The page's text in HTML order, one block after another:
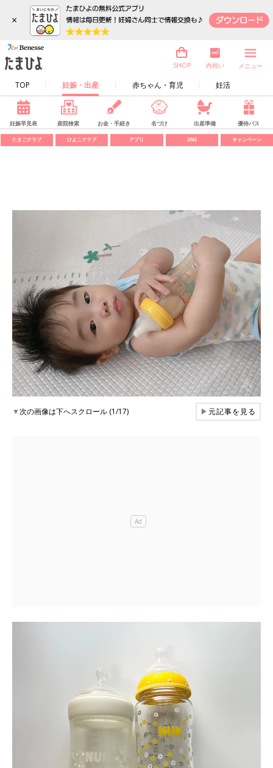
×
TOP 妊娠・出産 赤ちゃん・育児 妊活
SHOP 内祝い メニュー
妊娠早見表 産院検索 お金・手続き 名づけ 出産準備 優待パス
たまごクラブ ひよこクラブ アプリ SNS キャンペーン
▼次の画像は下へスクロール (1/17) ▶元記事を見る